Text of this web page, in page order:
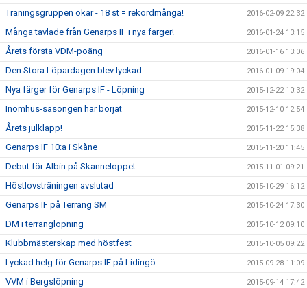
Träningsgruppen ökar - 18 st = rekordmånga! 2016-02-09 22:32
Många tävlade från Genarps IF i nya färger! 2016-01-24 13:15
Årets första VDM-poäng 2016-01-16 13:06
Den Stora Löpardagen blev lyckad 2016-01-09 19:04
Nya färger för Genarps IF - Löpning 2015-12-22 10:32
Inomhus-säsongen har börjat 2015-12-10 12:54
Årets julklapp! 2015-11-22 15:38
Genarps IF 10:a i Skåne 2015-11-20 11:45
Debut för Albin på Skanneloppet 2015-11-01 09:21
Höstlovsträningen avslutad 2015-10-29 16:12
Genarps IF på Terräng SM 2015-10-24 17:30
DM i terränglöpning 2015-10-12 09:10
Klubbmästerskap med höstfest 2015-10-05 09:22
Lyckad helg för Genarps IF på Lidingö 2015-09-28 11:09
VVM i Bergslöpning 2015-09-14 17:42